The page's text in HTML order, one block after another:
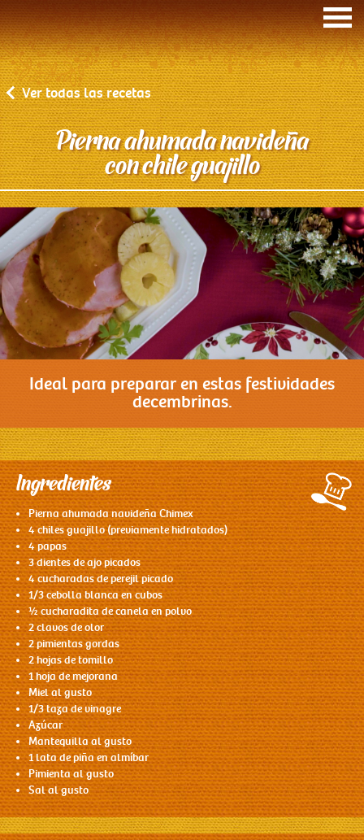
Inicio
Recetas de la comadre
Cuidando a tu familia
Quiénes somos
Nuestros Productos
Contacto
Ver todas las recetas
Pierna ahumada navideña
con chile guajillo
Ideal para preparar en estas festividades
decembrinas.
Ingredientes
Pierna ahumada navideña Chimex
4 chiles guajillo (previamente hidratados)
4 papas
3 dientes de ajo picados
4 cucharadas de perejil picado
1/3 cebolla blanca en cubos
½ cucharadita de canela en polvo
2 clavos de olor
2 pimientas gordas
2 hojas de tomillo
1 hoja de mejorana
Miel al gusto
1/3 taza de vinagre
Azúcar
Mantequilla al gusto
1 lata de piña en almíbar
Pimienta al gusto
Sal al gusto